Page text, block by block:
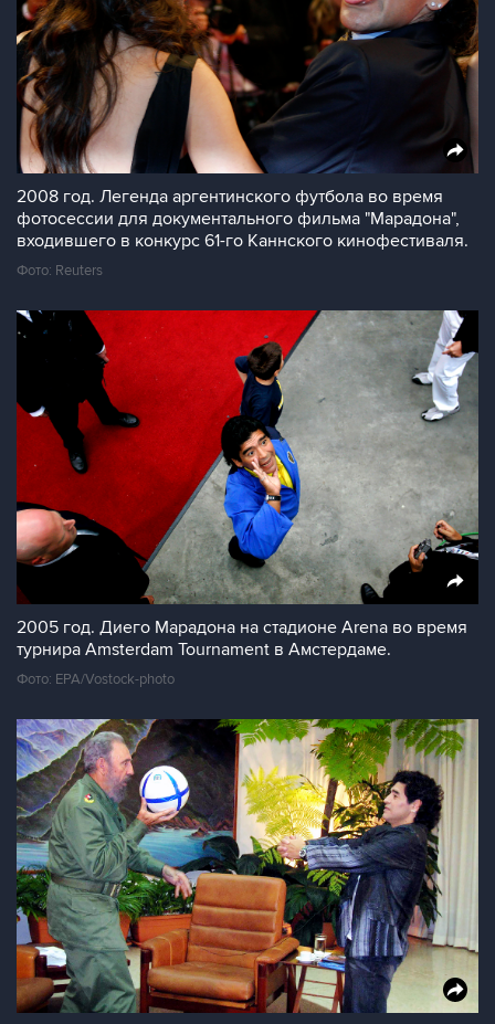
2008 год. Легенда аргентинского футбола во время
фотосессии для документального фильма "Марадона",
входившего в конкурс 61-го Каннского кинофестиваля.
Фото: Reuters
2005 год. Диего Марадона на стадионе Arena во время
турнира Amsterdam Tournament в Амстердаме.
Фото: EPA/Vostock-photo